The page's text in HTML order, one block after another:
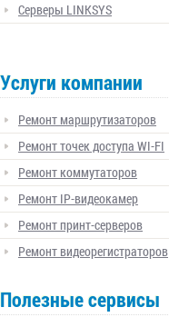
Серверы LINKSYS
Услуги компании
Ремонт маршрутизаторов
Ремонт точек доступа WI-FI
Ремонт коммутаторов
Ремонт IP-видеокамер
Ремонт принт-серверов
Ремонт видеорегистраторов
Полезные сервисы